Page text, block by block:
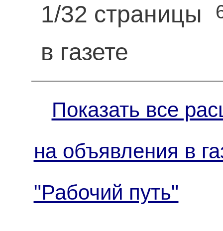
1/32 страницы
в газете
Показать все
на объявления в
"Рабочий путь"